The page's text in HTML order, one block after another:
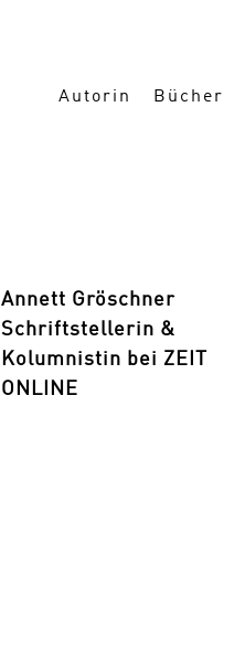
Autorin Bücher
Annett Gröschner
Schriftstellerin &
Kolumnistin bei ZEIT
ONLINE